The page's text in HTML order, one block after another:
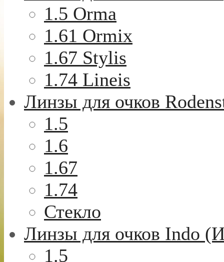
1.5 Orma
1.61 Ormix
1.67 Stylis
1.74 Lineis
Линзы для очков
1.5
1.6
1.67
1.74
Стекло
Линзы для очков Indo
1.5